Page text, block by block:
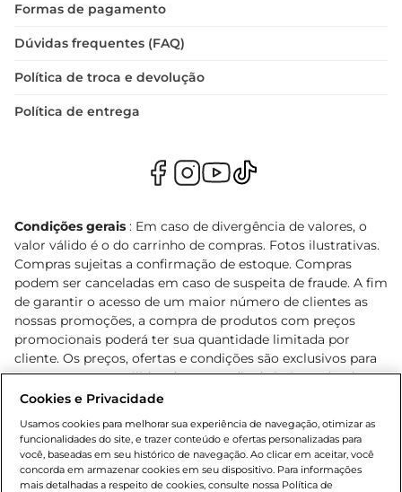
Formas de pagamento
Dúvidas frequentes (FAQ)
Política de troca e devolução
Política de entrega
Condições gerais : Em caso de divergência de valores, o
valor válido é o do carrinho de compras. Fotos ilustrativas.
Compras sujeitas a confirmação de estoque. Compras
podem ser canceladas em caso de suspeita de fraude. A fim
de garantir o acesso de um maior número de clientes as
nossas promoções, a compra de produtos com preços
promocionais poderá ter sua quantidade limitada por
cliente. Os preços, ofertas e condições são exclusivos para
o e-commerce e válidos durante o dia de hoje, podendo
sofrer alterações sem prévia notificação. Proibida a venda
Lei n.º 8069/90, art. 81, inciso II (Estatuto da Criança e do
Adolescente). Preços e condições exclusivos para o
www.bretas.com.br, podendo sofrer alterações sem aviso
Cookies e Privacidade
Usamos cookies para melhorar sua experiência de navegação, otimizar as
funcionalidades do site, e trazer conteúdo e ofertas personalizadas para
você, baseadas em seu histórico de navegação. Ao clicar em aceitar, você
concorda em armazenar cookies em seu dispositivo. Para informações
mais detalhadas a respeito de cookies, consulte nossa Política de